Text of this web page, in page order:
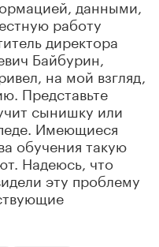
данными,
работу
директора
Байбурин,
на мой взгляд,
Представьте
сынишку или
Имеющиеся
обучения такую
Надеюсь, что
эту проблему